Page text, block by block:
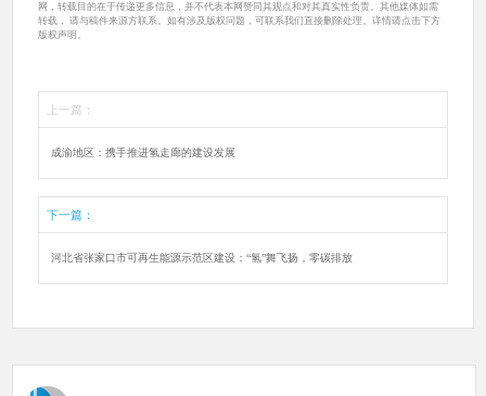
网，转载目的在于传递更多信息，并不代表本网赞同其观点和对其真实性负责。其他媒体如需
转载， 请与稿件来源方联系。如有涉及版权问题，可联系我们直接删除处理。详情请点击下方
版权声明。
上一篇：
成渝地区：携手推进氢走廊的建设发展
下一篇：
河北省张家口市可再生能源示范区建设：“氢”舞飞扬，零碳排放